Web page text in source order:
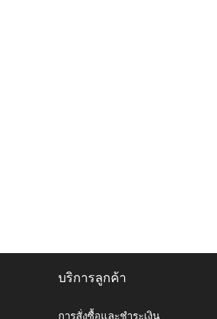
บริการลูกค้า
การสั่งซื้อและชำระเงิน